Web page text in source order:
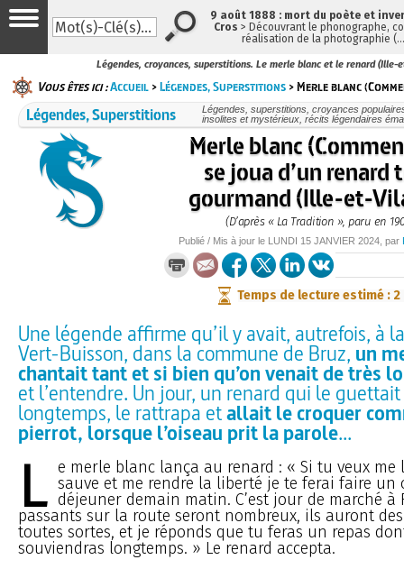
Légendes, croyances, superstitions. Le merle blanc et le renard (Ille-
Vous êtes ici :Accueil >Légendes, Superstitions > Merle blanc
Légendes, Superstitions
Légendes, superstitions, croyances
insolites et mystérieux, récits légendaires
Merle blanc
se joua d’un renard
gourmand (Ille-et-
(D’après « La Tradition », paru en
Publié / Mis à jour le LUNDI 15 JANVIER 2024 , par
Temps de lecture estimé : 2
Une légende affirme qu’il y avait, autrefois, à
Vert-Buisson, dans la commune de Bruz, un
chantait tant et si bien qu’on venait de très
et l’entendre. Un jour, un renard qui le
longtemps, le rattrapa etallait le croquer
pierrot, lorsque l’oiseau prit la parole...
L e merle blanc lança au renard : « Si tu veux me
sauve et me rendre la liberté je te ferai faire un
déjeuner demain matin. C’est jour de marché à
passants sur la route seront nombreux, ils auront
toutes sortes, et je réponds que tu feras un repas
souviendras longtemps. » Le renard accepta.
9 août 1888 : mort du poète et
Cros > Découvrant le phonographe,
réalisation de la photographie